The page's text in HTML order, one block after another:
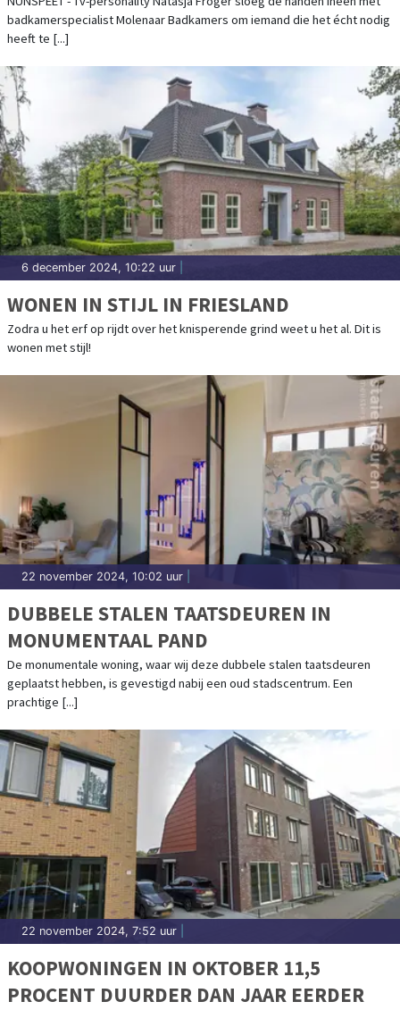
badkamerspecialist Molenaar Badkamers om iemand die het écht nodig
heeft te [...]
6 december 2024, 10:22 uur
WONEN IN STIJL IN FRIESLAND
Zodra u het erf op rijdt over het knisperende grind weet u het al. Dit is
wonen met stijl!
22 november 2024, 10:02 uur
DUBBELE STALEN TAATSDEUREN IN
MONUMENTAAL PAND
De monumentale woning, waar wij deze dubbele stalen taatsdeuren
geplaatst hebben, is gevestigd nabij een oud stadscentrum. Een
prachtige [...]
22 november 2024, 7:52 uur
KOOPWONINGEN IN OKTOBER 11,5
PROCENT DUURDER DAN JAAR EERDER